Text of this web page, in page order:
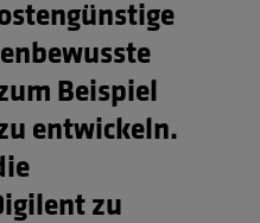
Beispiel
entwickeln.
zu